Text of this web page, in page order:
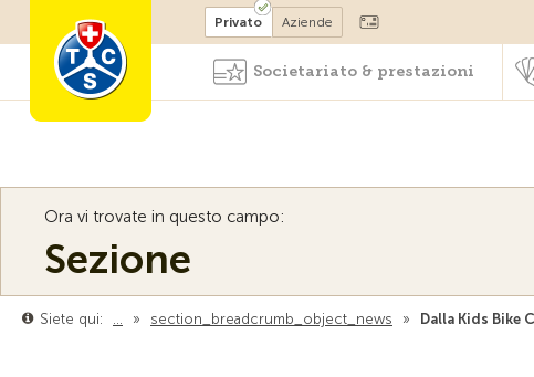
Diventare socio
Privato Aziende
Societariato & prestazioni
Ora vi trovate in questo campo:
Sezione
Siete qui: … » section_breadcrumb_object_news » Dalla Kids Bike